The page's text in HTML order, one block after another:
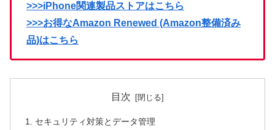
>>>iPhone関連製品ストアはこちら
>>>お得なAmazon Renewed (Amazon整備済み
品)はこちら
目次
セキュリティ対策とデータ管理